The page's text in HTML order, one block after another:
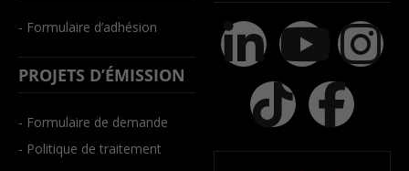
- Formulaire d’adhésion
PROJETS D’ÉMISSION
- Formulaire de demande
- Politique de traitement